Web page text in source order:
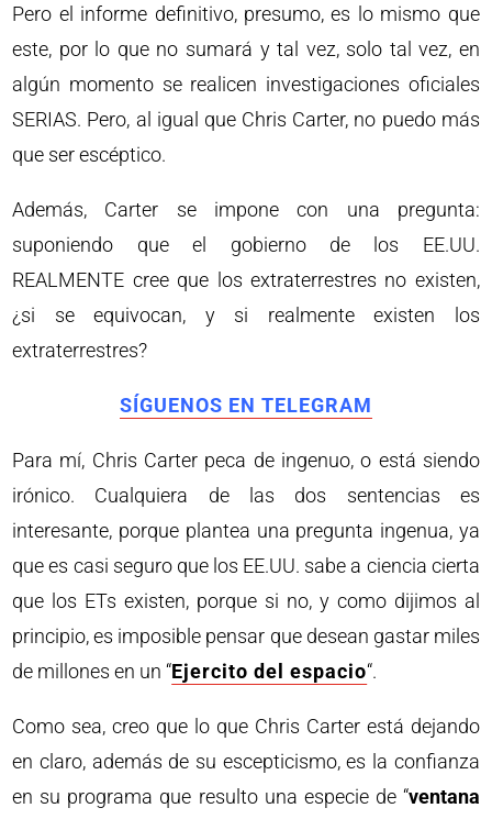
Pero el informe definitivo, presumo, es lo mismo que
este, por lo que no sumará y tal vez, solo tal vez, en
algún momento se realicen investigaciones oficiales
SERIAS. Pero, al igual que Chris Carter, no puedo más
que ser escéptico.
Además, Carter se impone con una pregunta:
suponiendo que el gobierno de los EE.UU.
REALMENTE cree que los extraterrestres no existen,
¿si se equivocan, y si realmente existen los
extraterrestres?
SÍGUENOS EN TELEGRAM
Para mí, Chris Carter peca de ingenuo, o está siendo
irónico. Cualquiera de las dos sentencias es
interesante, porque plantea una pregunta ingenua, ya
que es casi seguro que los EE.UU. sabe a ciencia cierta
que los ETs existen, porque si no, y como dijimos al
principio, es imposible pensar que desean gastar miles
de millones en un “Ejercito del espacio“.
Como sea, creo que lo que Chris Carter está dejando
en claro, además de su escepticismo, es la confianza
en su programa que resulto una especie de “ventana